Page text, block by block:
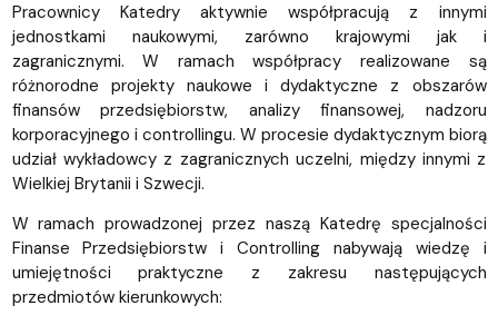
Pracownicy Katedry aktywnie współpracują z innymi
jednostkami naukowymi, zarówno krajowymi jak i
zagranicznymi. W ramach współpracy realizowane są
różnorodne projekty naukowe i dydaktyczne z obszarów
finansów przedsiębiorstw, analizy finansowej, nadzoru
korporacyjnego i controllingu. W procesie dydaktycznym biorą
udział wykładowcy z zagranicznych uczelni, między innymi z
Wielkiej Brytanii i Szwecji.
W ramach prowadzonej przez naszą Katedrę specjalności
Finanse Przedsiębiorstw i Controlling nabywają wiedzę i
umiejętności praktyczne z zakresu następujących
przedmiotów kierunkowych: